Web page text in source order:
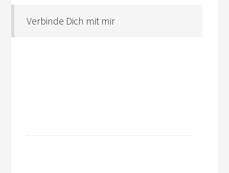
Verbinde Dich mit mir